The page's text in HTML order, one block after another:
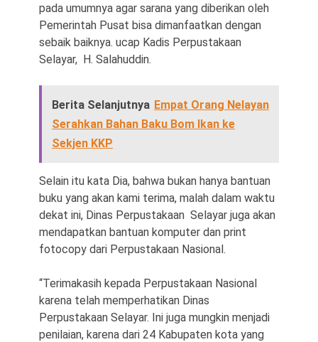
pada umumnya agar sarana yang diberikan oleh
Pemerintah Pusat bisa dimanfaatkan dengan
sebaik baiknya. ucap Kadis Perpustakaan
Selayar, H. Salahuddin.
Berita Selanjutnya Empat Orang Nelayan
Serahkan Bahan Baku Bom Ikan ke
Sekjen KKP
Selain itu kata Dia, bahwa bukan hanya bantuan
buku yang akan kami terima, malah dalam waktu
dekat ini, Dinas Perpustakaan Selayar juga akan
mendapatkan bantuan komputer dan print
fotocopy dari Perpustakaan Nasional.
“Terimakasih kepada Perpustakaan Nasional
karena telah memperhatikan Dinas
Perpustakaan Selayar. Ini juga mungkin menjadi
penilaian, karena dari 24 Kabupaten kota yang